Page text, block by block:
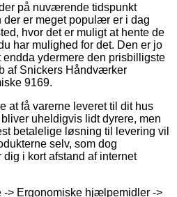
på nuværende tidspunkt
der er meget populær er i dag
hvor det er muligt at hente de
har mulighed for det. Den er jo
endda ydermere den prisbilligste
af Snickers Håndværker
9169.
at få varerne leveret til dit hus
uheldigvis lidt dyrere, men
betalelige løsning til levering vil
selv, som dog
i kort afstand af internet
-> Ergonomiske hjælpemidler ->